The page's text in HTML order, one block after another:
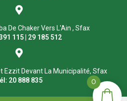
De Chaker Vers L'Ain , Sfax
115 | 29 185 512
Ezzit Devant La Municipalité, Sfax
20 888 835
0